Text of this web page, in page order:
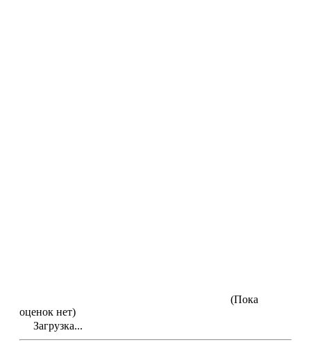
(Пока
оценок нет)
Загрузка...